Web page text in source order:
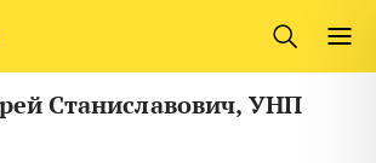
Литва
Станиславович, УНП